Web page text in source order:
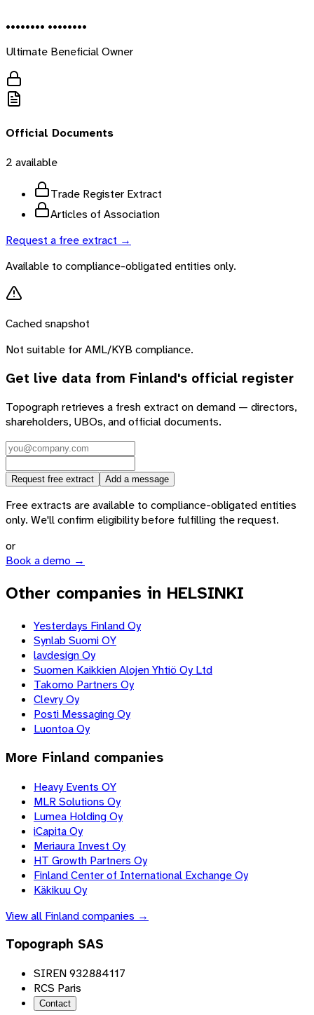
•••••••• ••••••••
Ultimate Beneficial Owner
Official Documents
2 available
Trade Register Extract
Articles of Association
Request a free extract →
Available to compliance-obligated entities only.
Cached snapshot
Not suitable for AML/KYB compliance.
Get live data from Finland's official register
Topograph retrieves a fresh extract on demand — directors,
shareholders, UBOs, and official documents.
Request free extract Add a message
Free extracts are available to compliance-obligated entities
only. We'll confirm eligibility before fulfilling the request.
or
Book a demo →
Other companies in HELSINKI
Yesterdays Finland Oy
Synlab Suomi OY
lavdesign Oy
Suomen Kaikkien Alojen Yhtiö Oy Ltd
Takomo Partners Oy
Clevry Oy
Posti Messaging Oy
Luontoa Oy
More Finland companies
Heavy Events OY
MLR Solutions Oy
Lumea Holding Oy
iCapita Oy
Meriaura Invest Oy
HT Growth Partners Oy
Finland Center of International Exchange Oy
Käkikuu Oy
View all Finlandcompanies →
Topograph SAS
SIREN 932884117
RCS Paris
Contact